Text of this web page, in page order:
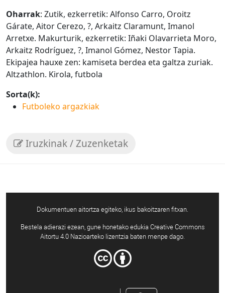
Oharrak: Zutik, ezkerretik: Alfonso Carro, Oroitz
Gárate, Aitor Cerezo, ?, Arkaitz Claramunt, Imanol
Arretxe. Makurturik, ezkerretik: Iñaki Olavarrieta Moro,
Arkaitz Rodríguez, ?, Imanol Gómez, Nestor Tapia.
Ekipajea hauxe zen: kamiseta berdea eta galtza zuriak.
Altzathlon. Kirola, futbola
Sorta(k):
Futboleko argazkiak
Iruzkinak / Zuzenketak
Dokumentuen aitortza egiteko, ikus bakoitzaren fitxan.
Bestela adierazi ezean, gune honetako edukia Creative Commons
Aitortu 4.0 Nazioarteko lizentzia baten menpe dago.